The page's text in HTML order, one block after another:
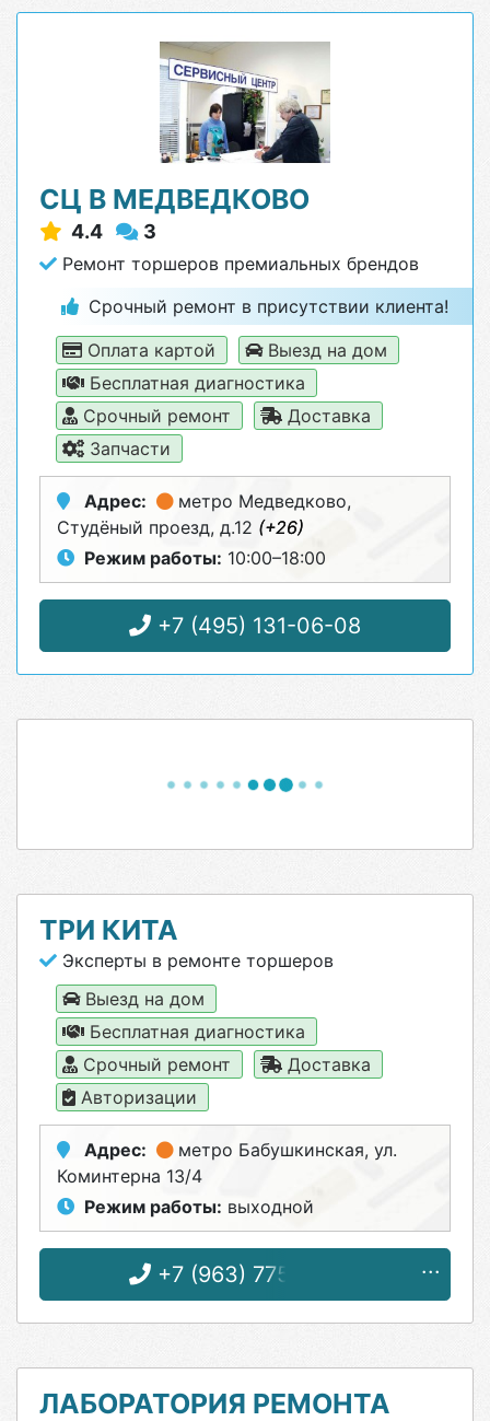
СЦ В МЕДВЕДКОВО
4.4 3
Ремонт торшеров премиальных брендов
Срочный ремонт в присутствии клиента!
Оплата картой
Выезд на дом
Бесплатная диагностика
Срочный ремонт
Доставка
Запчасти
Адрес: метро Медведково,
Студёный проезд, д.12 (+26)
Режим работы: 10:00–18:00
+7 (495) 131-06-08
ТРИ КИТА
Эксперты в ремонте торшеров
Выезд на дом
Бесплатная диагностика
Срочный ремонт
Доставка
Авторизации
Адрес: метро Бабушкинская, ул.
Коминтерна 13/4
Режим работы: выходной
+7 (963) 775-88-99
ЛАБОРАТОРИЯ РЕМОНТА